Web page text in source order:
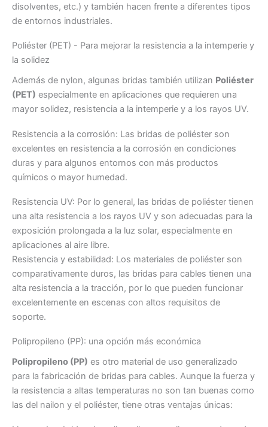
disolventes, etc.) y también hacen frente a diferentes tipos
de entornos industriales.
Poliéster (PET) - Para mejorar la resistencia a la intemperie y
la solidez
Además de nylon, algunas bridas también utilizan Poliéster
(PET) especialmente en aplicaciones que requieren una
mayor solidez, resistencia a la intemperie y a los rayos UV.
Resistencia a la corrosión: Las bridas de poliéster son
excelentes en resistencia a la corrosión en condiciones
duras y para algunos entornos con más productos
químicos o mayor humedad.
Resistencia UV: Por lo general, las bridas de poliéster tienen
una alta resistencia a los rayos UV y son adecuadas para la
exposición prolongada a la luz solar, especialmente en
aplicaciones al aire libre.
Resistencia y estabilidad: Los materiales de poliéster son
comparativamente duros, las bridas para cables tienen una
alta resistencia a la tracción, por lo que pueden funcionar
excelentemente en escenas con altos requisitos de
soporte.
Polipropileno (PP): una opción más económica
Polipropileno (PP) es otro material de uso generalizado
para la fabricación de bridas para cables. Aunque la fuerza y
la resistencia a altas temperaturas no son tan buenas como
las del nailon y el poliéster, tiene otras ventajas únicas: